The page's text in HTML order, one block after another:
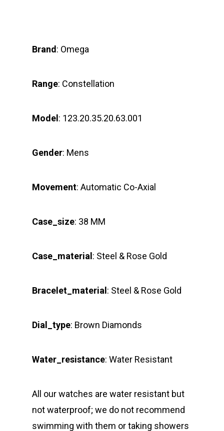
Brand : Omega
Range: Constellation
Model : 123.20.35.20.63.001
Gender: Mens
Movement: Automatic Co-Axial
Case_size: 38 MM
Case_material : Steel & Rose Gold
Bracelet_material : Steel & Rose Gold
Dial_type: Brown Diamonds
Water_resistance: Water Resistant
All our watches are water resistant but
not waterproof; we do not recommend
swimming with them or taking showers